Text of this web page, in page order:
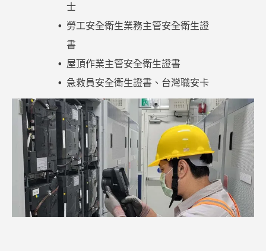
士
勞工安全衛生業務主管安全衛生證
書
屋頂作業主管安全衛生證書
急救員安全衛生證書、台灣職安卡